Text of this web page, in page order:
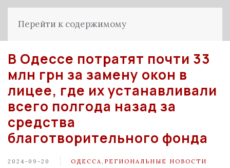
Перейти к содержимому
В Одессе потратят почти 33
млн грн за замену окон в
лицее, где их устанавливали
всего полгода назад за
средства
благотворительного фонда
2024-09-20 ОДЕССА РЕГИОНАЛЬНЫЕ НОВОСТИ